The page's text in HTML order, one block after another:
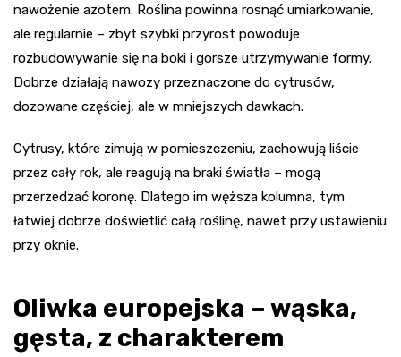
nawożenie azotem. Roślina powinna rosnąć umiarkowanie,
ale regularnie – zbyt szybki przyrost powoduje
rozbudowywanie się na boki i gorsze utrzymywanie formy.
Dobrze działają nawozy przeznaczone do cytrusów,
dozowane częściej, ale w mniejszych dawkach.
Cytrusy, które zimują w pomieszczeniu, zachowują liście
przez cały rok, ale reagują na braki światła – mogą
przerzedzać koronę. Dlatego im węższa kolumna, tym
łatwiej dobrze doświetlić całą roślinę, nawet przy ustawieniu
przy oknie.
Oliwka europejska – wąska,
gęsta, z charakterem